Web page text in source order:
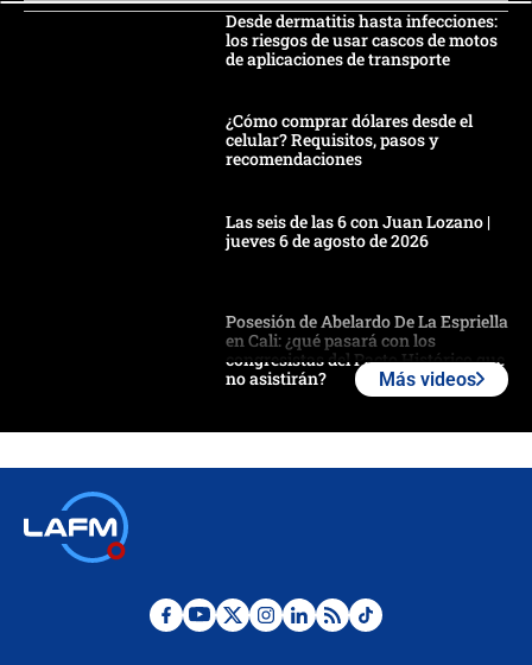
Desde dermatitis hasta infecciones:
los riesgos de usar cascos de motos
de aplicaciones de transporte
¿Cómo comprar dólares desde el
celular? Requisitos, pasos y
recomendaciones
Las seis de las 6 con Juan Lozano |
jueves 6 de agosto de 2026
Posesión de Abelardo De La Espriella
en Cali: ¿qué pasará con los
congresistas del Pacto Histórico que
no asistirán?
¿Por qué De la Espriella gobernará
Más videos